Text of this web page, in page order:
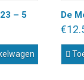
– 5 De
€